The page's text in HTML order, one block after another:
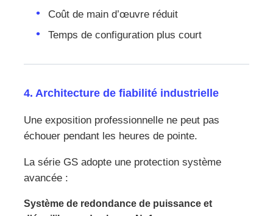
Coût de main d’œuvre réduit
Temps de configuration plus court
4. Architecture de fiabilité industrielle
Une exposition professionnelle ne peut pas
échouer pendant les heures de pointe.
La série GS adopte une protection système
avancée :
Système de redondance de puissance et